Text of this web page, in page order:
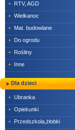
+ RTV, AGD
+ Wielkanoc
+ Mat. budowlane
+ Do ogrodu
+ Rośliny
+ Inne
Dla dzieci
+ Ubranka
+ Opiekunki
+ Przedszkola,żłobki